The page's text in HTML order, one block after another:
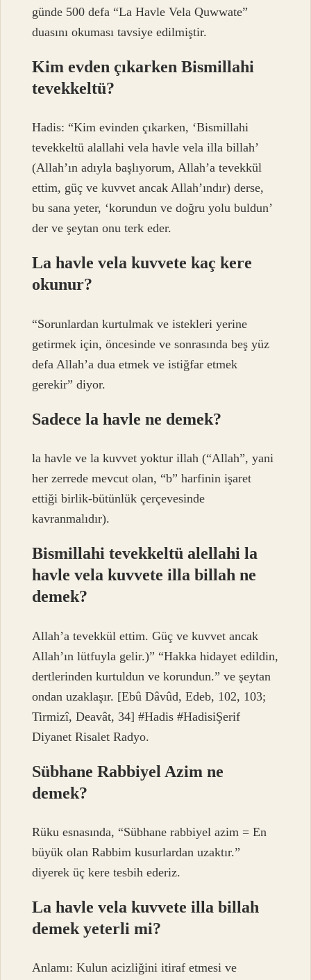
günde 500 defa “La Havle Vela Quwwate”
duasını okuması tavsiye edilmiştir.
Kim evden çıkarken Bismillahi
tevekkeltü?
Hadis: “Kim evinden çıkarken, ‘Bismillahi
tevekkeltü alallahi vela havle vela illa billah’
(Allah’ın adıyla başlıyorum, Allah’a tevekkül
ettim, güç ve kuvvet ancak Allah’ındır) derse,
bu sana yeter, ‘korundun ve doğru yolu buldun’
der ve şeytan onu terk eder.
La havle vela kuvvete kaç kere
okunur?
“Sorunlardan kurtulmak ve istekleri yerine
getirmek için, öncesinde ve sonrasında beş yüz
defa Allah’a dua etmek ve istiğfar etmek
gerekir” diyor.
Sadece la havle ne demek?
la havle ve la kuvvet yoktur illah (“Allah”, yani
her zerrede mevcut olan, “b” harfinin işaret
ettiği birlik-bütünlük çerçevesinde
kavranmalıdır).
Bismillahi tevekkeltü alellahi la
havle vela kuvvete illa billah ne
demek?
Allah’a tevekkül ettim. Güç ve kuvvet ancak
Allah’ın lütfuyla gelir.)” “Hakka hidayet edildin,
dertlerinden kurtuldun ve korundun.” ve şeytan
ondan uzaklaşır. [Ebû Dâvûd, Edeb, 102, 103;
Tirmizî, Deavât, 34] #Hadis #HadisiŞerif
Diyanet Risalet Radyo.
Sübhane Rabbiyel Azim ne
demek?
Rüku esnasında, “Sübhane rabbiyel azim = En
büyük olan Rabbim kusurlardan uzaktır.”
diyerek üç kere tesbih ederiz.
La havle vela kuvvete illa billah
demek yeterli mi?
Anlamı: Kulun acizliğini itiraf etmesi ve